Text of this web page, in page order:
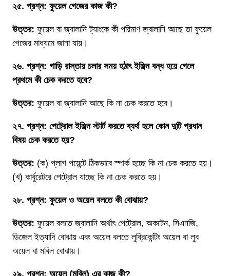
২৫. প্রশ্ন: ফুয়েল গেজের কাজ কী?
উত্তর: ফুয়েল বা জ্বালানি ট্যাংকে কী পরিমাণ জ্বালানি আছে তা ফুয়েল
গেজের মাধ্যমে জানা যায়।
২৬. প্রশ্ন: গাড়ি রাস্তায় চলার সময় হঠাৎ ইঞ্জিন বন্ধ হয়ে গেলে
প্রথমে কী চেক করতে হবে?
উত্তর: ফুয়েল বা জ্বালানি আছে কি না চেক করতে হবে।
২৭. প্রশ্ন: পেট্রোল ইঞ্জিন স্টার্ট করতে ব্যর্থ হলে কোন দুটি প্রধান
বিষয় চেক করতে হয়?
উত্তর: (ক) প্লাগ পয়েন্টে ঠিকভাবে স্পার্ক হচ্ছে কি না চেক করতে হয়।
(খ) কার্বুরেটরে পেট্রোল যাচ্ছে কি না চেক করতে হয়।
২৮. প্রশ্ন: ফুয়েল ও অয়েল বলতে কী বোঝায়?
উত্তর: ফুয়েল বলতে জ্বালানি অর্থাৎ পেট্রোল, অকটেন, সিএনজি,
ডিজেল ইত্যাদি বোঝায় এবং অয়েল বলতে লুব্রিকেন্টিং অয়েল বা লুব
অয়েল বা মবিল বোঝায়।